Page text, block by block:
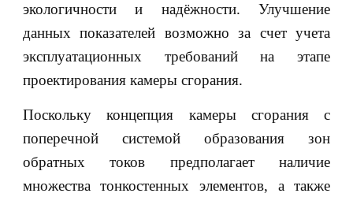
экологичности и надёжности. Улучшение
данных показателей возможно за счет учета
эксплуатационных требований на этапе
проектирования камеры сгорания.
Поскольку концепция камеры сгорания с
поперечной системой образования зон
обратных токов предполагает наличие
множества тонкостенных элементов, а также